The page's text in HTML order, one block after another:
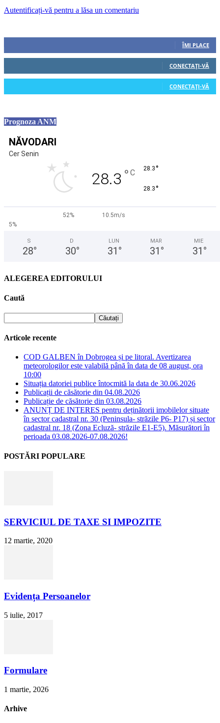
Autentificați-vă pentru a lăsa un comentariu
ÎMI PLACE
CONECTAȚI-VĂ
CONECTAȚI-VĂ
Prognoza ANM
NĂVODARI
Cer Senin
28.3 ° C 28.3 °
28.3 °
52%
10.5m/s
5%
S
28°
D
30°
LUN
31 °
MAR
31 °
MIE
31 °
ALEGEREA EDITORULUI
Caută
Articole recente
COD GALBEN în Dobrogea și pe litoral. Avertizarea
meteorologilor este valabilă până în data de 08 august, ora
10:00
Situația datoriei publice întocmită la data de 30.06.2026
Publicații de căsătorie din 04.08.2026
Publicație de căsătorie din 03.08.2026
ANUNȚ DE INTERES pentru deținătorii imobilelor situate
în sector cadastral nr. 30 (Peninsula- străzile P6- P17) și sector
cadastral nr. 18 (Zona Ecluză- străzile E1-E5). Măsurători în
perioada 03.08.2026-07.08.2026!
POSTĂRI POPULARE
SERVICIUL DE TAXE SI IMPOZITE
12 martie, 2020
Evidența Persoanelor
5 iulie, 2017
Formulare
1 martie, 2026
Arhive